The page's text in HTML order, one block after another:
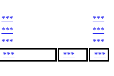
***
***
***
***
***
***
*** ***
***